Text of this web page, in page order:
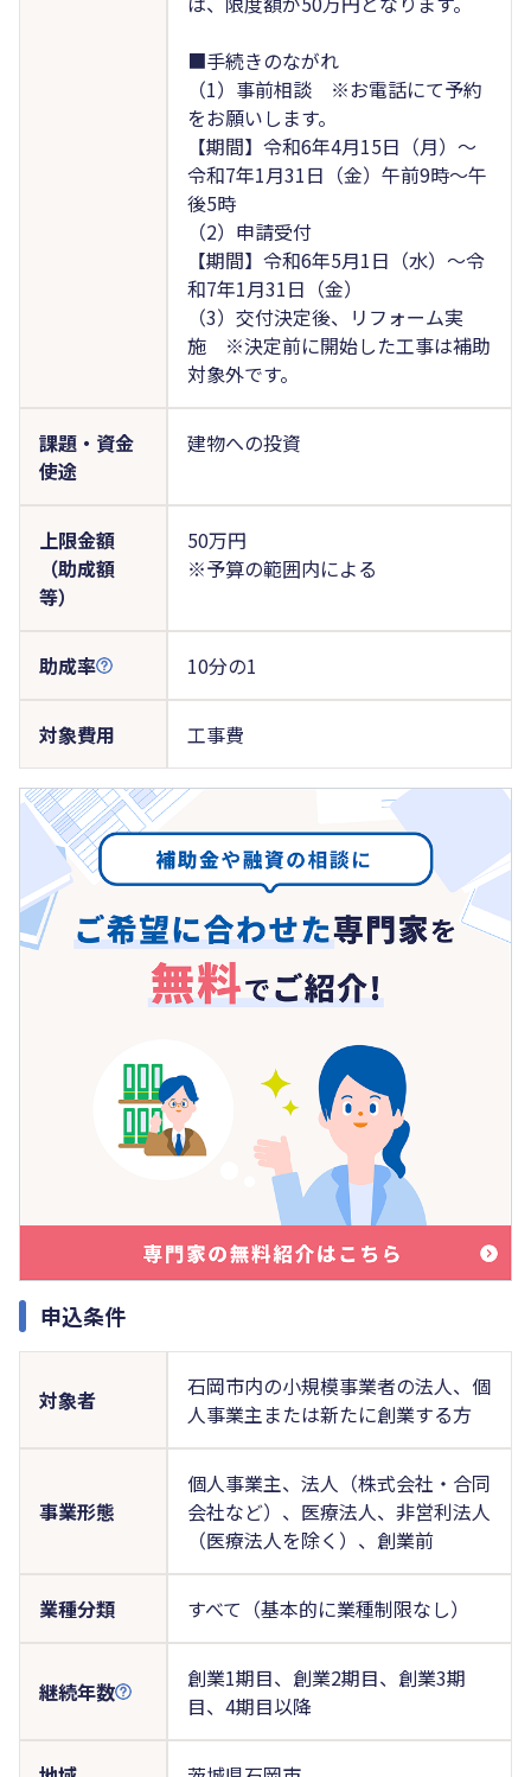
■手続きのながれ
（1）事前相談 ※お電話にて予約
をお願いします。
【期間】令和6年4月15日（月）～
令和7年1月31日（金）午前9時～午
後5時
（2）申請受付
【期間】令和6年5月1日（水）～令
和7年1月31日（金）
（3）交付決定後、リフォーム実
施 ※決定前に開始した工事は補助
対象外です。
課題・資金
使途
建物への投資
上限金額
（助成額
等）
50万円
※予算の範囲内による
助成率 10分の1
対象費用 工事費
申込条件
対象者
石岡市内の小規模事業者の法人、個
人事業主または新たに創業する方
事業形態
個人事業主、法人（株式会社・合同
会社など）、医療法人、非営利法人
（医療法人を除く）、創業前
業種分類 すべて（基本的に業種制限なし）
継続年数
創業1期目、創業2期目、創業3期
目、4期目以降